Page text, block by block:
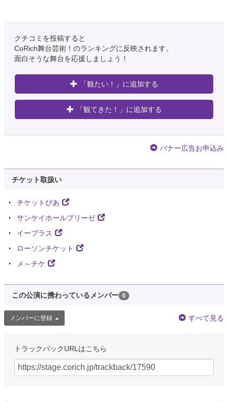
クチコミを投稿すると
CoRich舞台芸術！のランキングに反映されます。
面白そうな舞台を応援しましょう！
「観たい！」に追加する
「観てきた！」に追加する
バナー広告お申込み
チケット取扱い
チケットぴあ
サンケイホールプリーゼ
イープラス
ローソンチケット
メ～チケ
この公演に携わっているメンバー 0
メンバーに登録 すべて見る
トラックバックURLはこちら